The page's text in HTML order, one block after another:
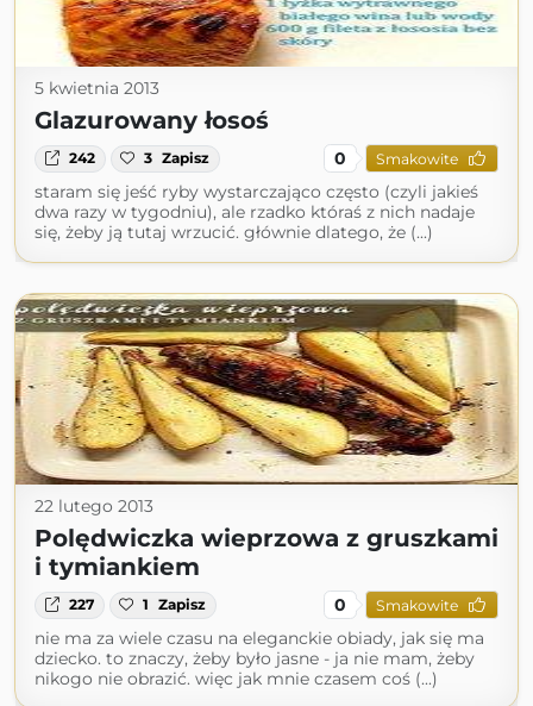
5 kwietnia 2013
Glazurowany łosoś
242 3 Zapisz 0 Smakowite
staram się jeść ryby wystarczająco często (czyli jakieś
dwa razy w tygodniu), ale rzadko któraś z nich nadaje
się, żeby ją tutaj wrzucić. głównie dlatego, że (...)
22 lutego 2013
Polędwiczka wieprzowa z gruszkami
i tymiankiem
227 1 Zapisz 0 Smakowite
nie ma za wiele czasu na eleganckie obiady, jak się ma
dziecko. to znaczy, żeby było jasne - ja nie mam, żeby
nikogo nie obrazić. więc jak mnie czasem coś (...)